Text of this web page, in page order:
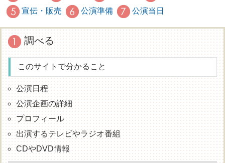
宣伝・販売
公演準備 公演当日
調べる
このサイトで分かること
公演日程
公演企画の詳細
プロフィール
出演するテレビやラジオ番組
CDやDVD情報